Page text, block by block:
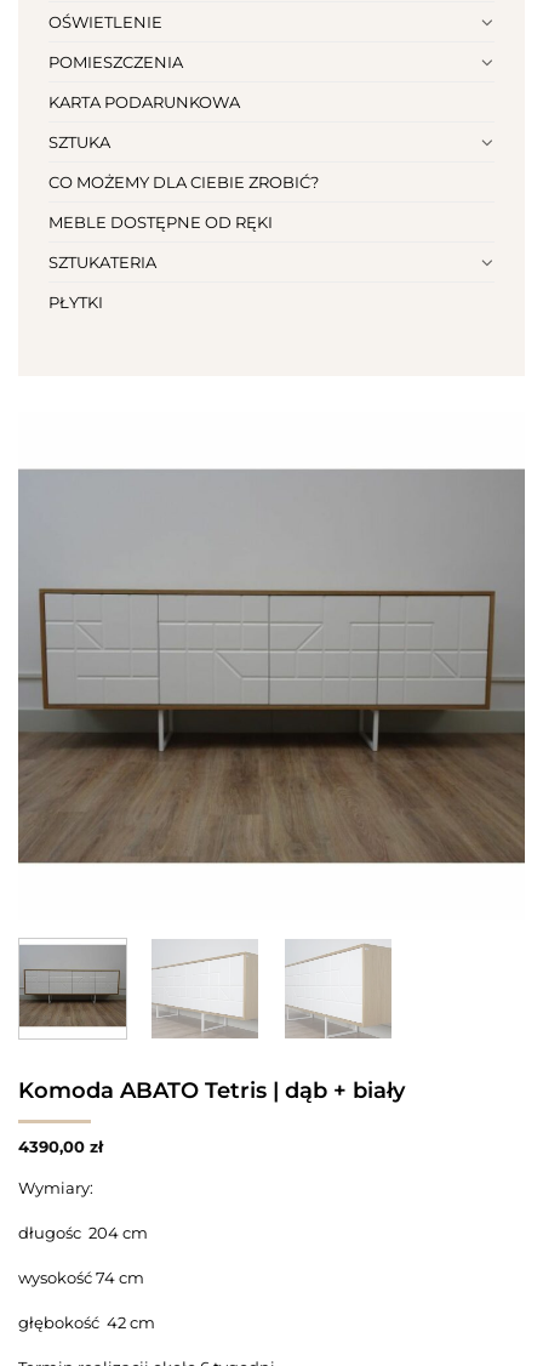
OŚWIETLENIE
POMIESZCZENIA
KARTA PODARUNKOWA
SZTUKA
CO MOŻEMY DLA CIEBIE ZROBIĆ?
MEBLE DOSTĘPNE OD RĘKI
SZTUKATERIA
PŁYTKI
Komoda ABATO Tetris | dąb + biały
4390,00 zł
Wymiary:
długośc 204 cm
wysokość 74 cm
głębokość 42 cm